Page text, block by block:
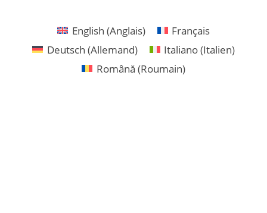
English (Anglais)
Français
Deutsch (Allemand) Italiano(Italien)
Română (Roumain)